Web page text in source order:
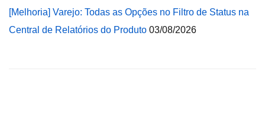
[Melhoria] Varejo: Todas as Opções no Filtro de Status na
Central de Relatórios do Produto 03/08/2026